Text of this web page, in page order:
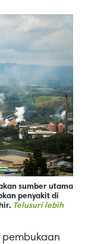
sumber utama
penyakit di
Telusuri lebih